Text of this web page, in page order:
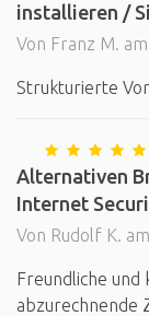
installieren /
Von Franz M.
Strukturierte
Alternativen
Internet
Von Rudolf K.
Freundliche
abzurechnende